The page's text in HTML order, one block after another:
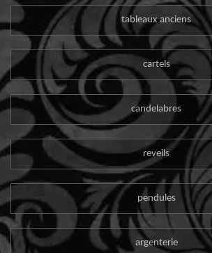
tableaux anciens
cartels
candelabres
reveils
pendules
argenterie